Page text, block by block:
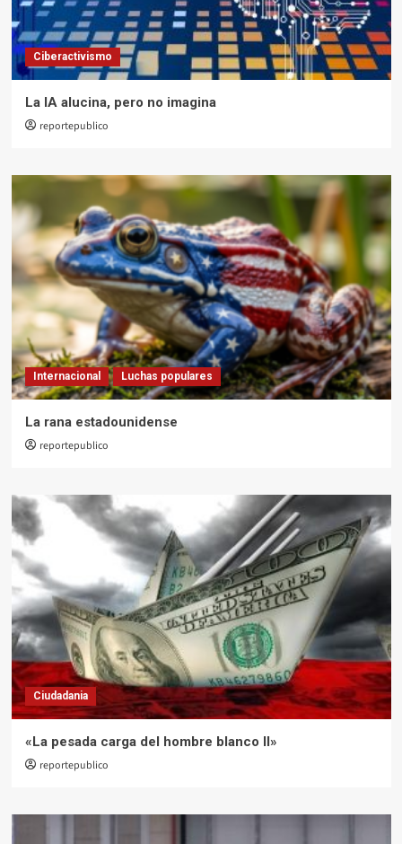
Ciberactivismo
La IA alucina, pero no imagina
reportepublico
Internacional Luchas populares
La rana estadounidense
reportepublico
Ciudadania
«La pesada carga del hombre blanco II»
reportepublico